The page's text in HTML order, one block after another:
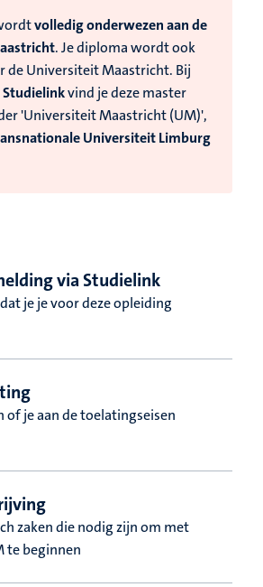
volledig onderwezen aan de
. Je diploma wordt ook
de Universiteit Maastricht. Bij
vind je deze master
'Universiteit Maastricht (UM)',
Universiteit Limburg
via Studielink
je je voor deze opleiding
of je aan de toelatingseisen
zaken die nodig zijn om met
te beginnen